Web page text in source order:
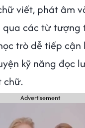
viết, phát âm
qua các từ tượng
trò dễ tiếp cận
kỹ năng đọc
chữ.
Advertisement